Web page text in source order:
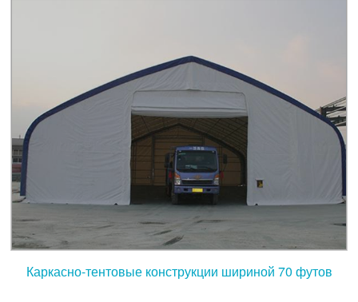
Каркасно-тентовые конструкции шириной 70 футов